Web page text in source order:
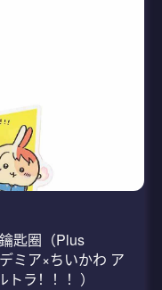
匙圈（Plus
ミア×ちいかわ ア
ラ！！！）